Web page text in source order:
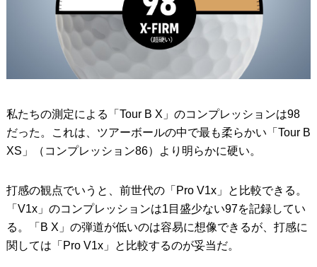
私たちの測定による「Tour B X」のコンプレッションは98
だった。これは、ツアーボールの中で最も柔らかい「Tour B
XS」（コンプレッション86）より明らかに硬い。
打感の観点でいうと、前世代の「Pro V1x」と比較できる。
「V1x」のコンプレッションは1目盛少ない97を記録してい
る。「B X」の弾道が低いのは容易に想像できるが、打感に
関しては「Pro V1x」と比較するのが妥当だ。